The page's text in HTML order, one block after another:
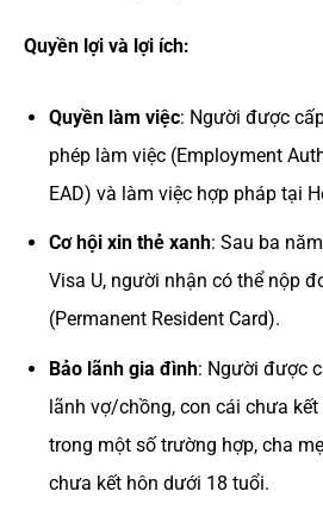
Quyền lợi và lợi ích:
Quyền làm việc: Người được
phép làm việc (Employment
EAD) và làm việc hợp pháp tại
Cơ hội xin thẻ xanh: Sau ba
Visa U, người nhận có thể nộp
(Permanent Resident Card).
Bảo lãnh gia đình: Người được
lãnh vợ/chồng, con cái chưa
trong một số trường hợp, cha
chưa kết hôn dưới 18 tuổi.